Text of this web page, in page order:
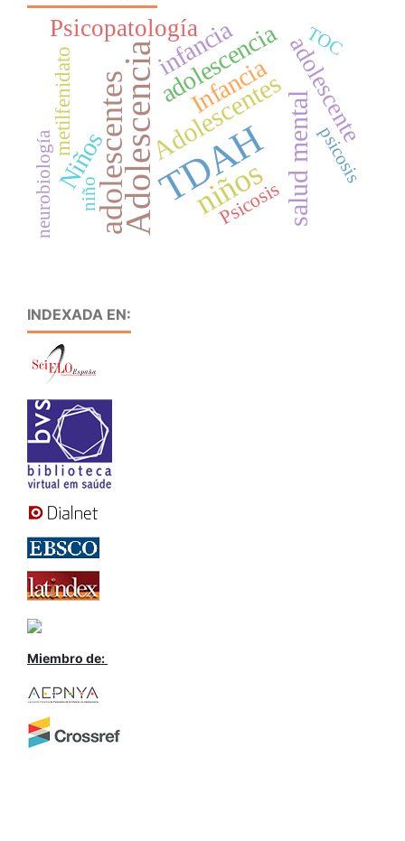
TDAH
Adolescencia niños
adolescentesAdolescentessalud mental
Infancia
adolescencia
Niños
infancia
Psicopatología
adolescente
metilfenidato
Psicosis
TOC
psicosis
neurobiología niño
INDEXADA EN:
Miembro de: